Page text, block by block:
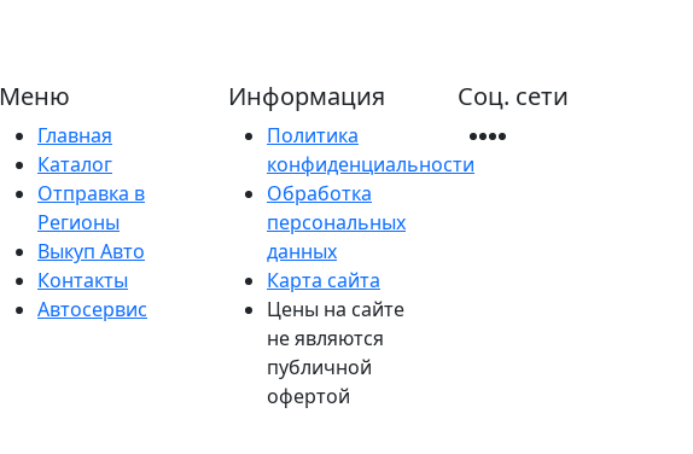
Меню
Главная
Каталог
Отправка в
Регионы
Выкуп Авто
Контакты
Автосервис
Информация
Политика
конфиденциальности
Обработка
персональных
данных
Карта сайта
Цены на сайте
не являются
публичной
офертой
Соц. сети